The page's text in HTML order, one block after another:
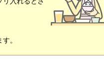
。